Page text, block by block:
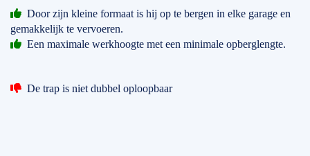
Door zijn kleine formaat is hij op te bergen in elke garage en
gemakkelijk te vervoeren.
Een maximale werkhoogte met een minimale opberglengte.
De trap is niet dubbel oploopbaar